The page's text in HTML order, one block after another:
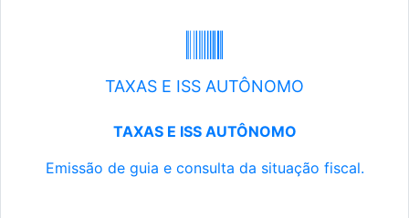
TAXAS E ISS AUTÔNOMO
TAXAS E ISS AUTÔNOMO
Emissão de guia e consulta da situação fiscal.